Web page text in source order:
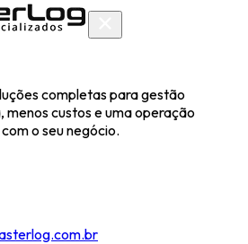
completas para gestão
menos custos e uma operação
o seu negócio.